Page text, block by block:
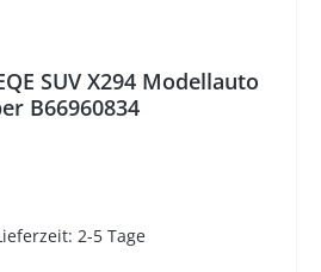
SUV X294 Modellauto
B66960834
2-5 Tage